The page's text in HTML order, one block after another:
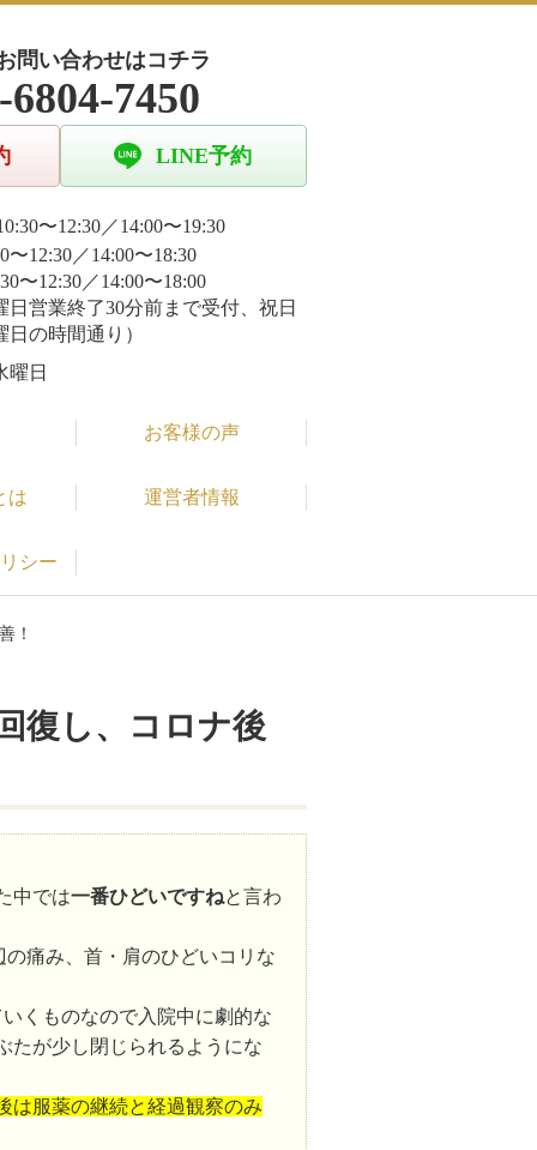
問い合わせはコチラ
6804-7450
LINE予約
〜12:30／14:00〜19:30
〜12:30／14:00〜18:30
〜12:30／14:00〜18:00
日営業終了30分前まで受付、祝日
日の時間通り）
曜日
お客様の声
は 運営者情報
シー
！
復し、コロナ後
中では一番ひどいですねと言わ
痛み、首・肩のひどいコリな
くものなので入院中に劇的な
たが少し閉じられるようにな
は服薬の継続と経過観察のみ